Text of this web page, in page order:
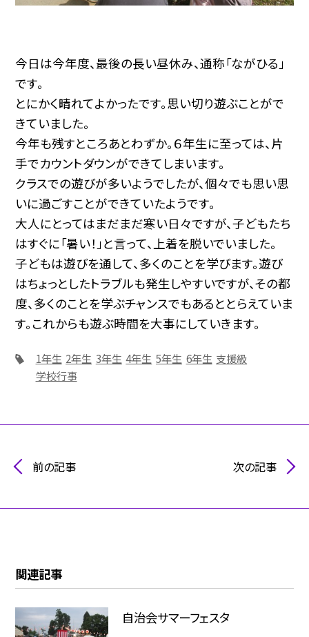
今日は今年度、最後の長い昼休み、通称「ながひる」
です。
とにかく晴れてよかったです。思い切り遊ぶことがで
きていました。
今年も残すところあとわずか。６年生に至っては、片
手でカウントダウンができてしまいます。
クラスでの遊びが多いようでしたが、個々でも思い思
いに過ごすことができていたようです。
大人にとってはまだまだ寒い日々ですが、子どもたち
はすぐに「暑い！」と言って、上着を脱いでいました。
子どもは遊びを通して、多くのことを学びます。遊び
はちょっとしたトラブルも発生しやすいですが、その都
度、多くのことを学ぶチャンスでもあるととらえていま
す。これからも遊ぶ時間を大事にしていきます。
1年生 2年生 3年生 4年生 5年生 6年生 支援級
学校行事
前の記事 次の記事
関連記事
自治会サマーフェスタ